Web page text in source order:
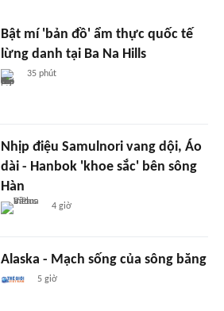
Bật mí 'bản đồ' ẩm thực quốc tế
lừng danh tại Ba Na Hills
35 phút
Nhịp điệu Samulnori vang dội, Áo
dài - Hanbok 'khoe sắc' bên sông
Hàn
4 giờ
Alaska - Mạch sống của sông băng
5 giờ